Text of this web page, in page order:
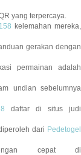
yang terpercaya.
kelemahan mereka,
gerakan dengan
permainan adalah
undian sebelumnya
daftar di situs judi
dari Pedetogel
cepat di